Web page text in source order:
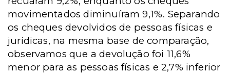
movimentados diminuíram 9,1%. Separando
os cheques devolvidos de pessoas físicas e
jurídicas, na mesma base de comparação,
observamos que a devolução foi 11,6%
menor para as pessoas físicas e 2,7% inferior